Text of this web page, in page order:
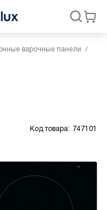
варочные панели
Код товара: 747101